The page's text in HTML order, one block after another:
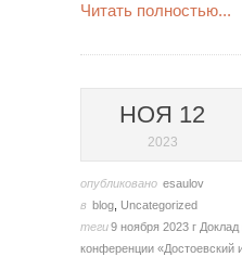
Читать полностью...
НОЯ 12
2023
опубликовано esaulov
в blog Uncategorized
теги9 ноября 2023 г
конференции «Достоевский